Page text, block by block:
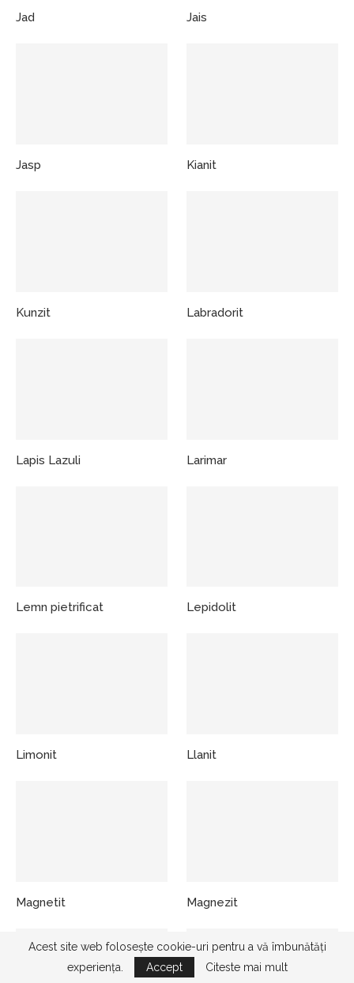
Jad Jais
Jasp Kianit
Kunzit Labradorit
Lapis Lazuli Larimar
Lemn pietrificat Lepidolit
Limonit Llanit
Magnetit Magnezit
Acest site web folosește cookie-uri pentru a vă îmbunătăți
experiența.
Accept Citeste mai mult